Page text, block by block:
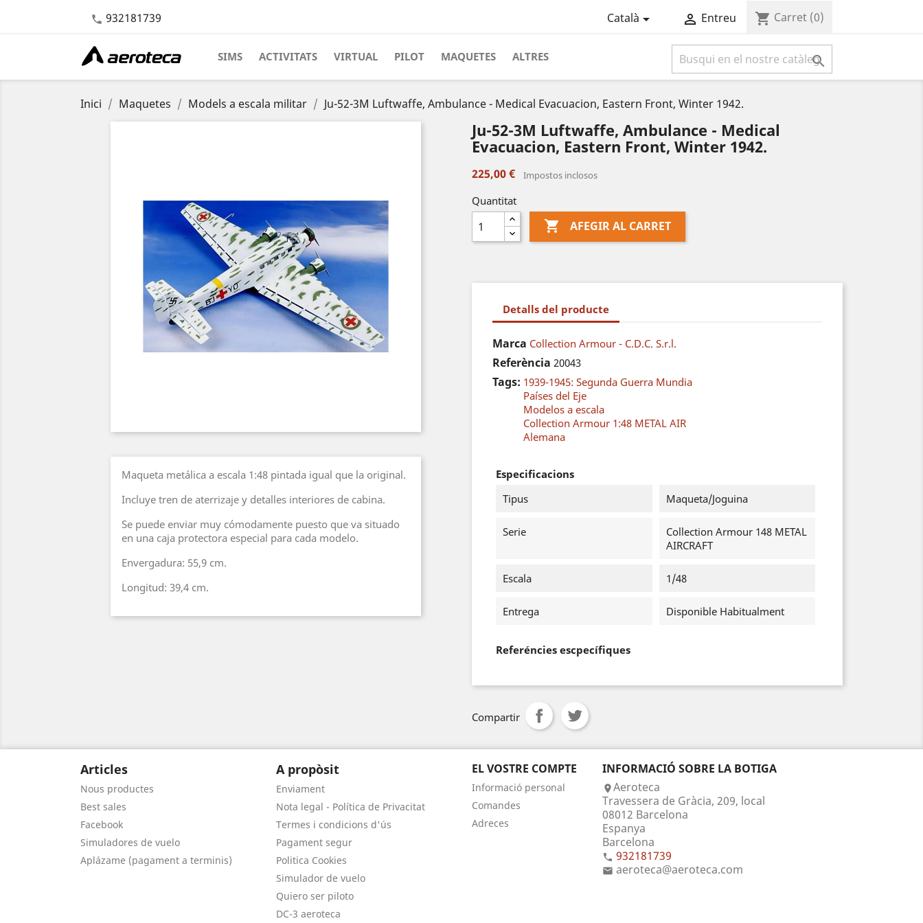
 932181739 Català  Entreu shopping_cart Carret (0)
SIMS ACTIVITATS VIRTUAL PILOT MAQUETES ALTRES 
Inici Maquetes Models a escala militar Ju-52-3M Luftwaffe, Ambulance - Medical Evacuacion, Eastern Front, Winter 1942.
Maqueta metálica a escala 1:48 pintada igual que la original.
Incluye tren de aterrizaje y detalles interiores de cabina.
Se puede enviar muy cómodamente puesto que va situado
en una caja protectora especial para cada modelo.
Envergadura: 55,9 cm.
Longitud: 39,4 cm.
Ju-52-3M Luftwaffe, Ambulance - Medical
Evacuacion, Eastern Front, Winter 1942.
225,00 € Impostos inclosos
Quantitat
 AFEGIR AL CARRET
Detalls del producte
Marca Collection Armour - C.D.C. S.r.l.
Referència 20043
Tags: 1939-1945: Segunda Guerra Mundia
Países del Eje
Modelos a escala
Collection Armour 1:48 METAL AIR
Alemana
Especificacions
Tipus
Maqueta/Joguina
Serie
Collection Armour 148 METAL
AIRCRAFT
Escala 1/48
Entrega Disponible Habitualment
Referéncies escpecífiques
Compartir
Articles
Nous productes
Best sales
Facebook
Simuladores de vuelo
Aplázame (pagament a terminis)
A propòsit
Enviament
Nota legal - Política de Privacitat
Termes i condicions d'ús
Pagament segur
Politica Cookies
Simulador de vuelo
Quiero ser piloto
DC-3 aeroteca
EL VOSTRE COMPTE
Informació personal
Comandes
Adreces
INFORMACIÓ SOBRE LA BOTIGA
Aeroteca
Travessera de Gràcia, 209, local
08012 Barcelona
Espanya
Barcelona
 932181739
 aeroteca@aeroteca.com